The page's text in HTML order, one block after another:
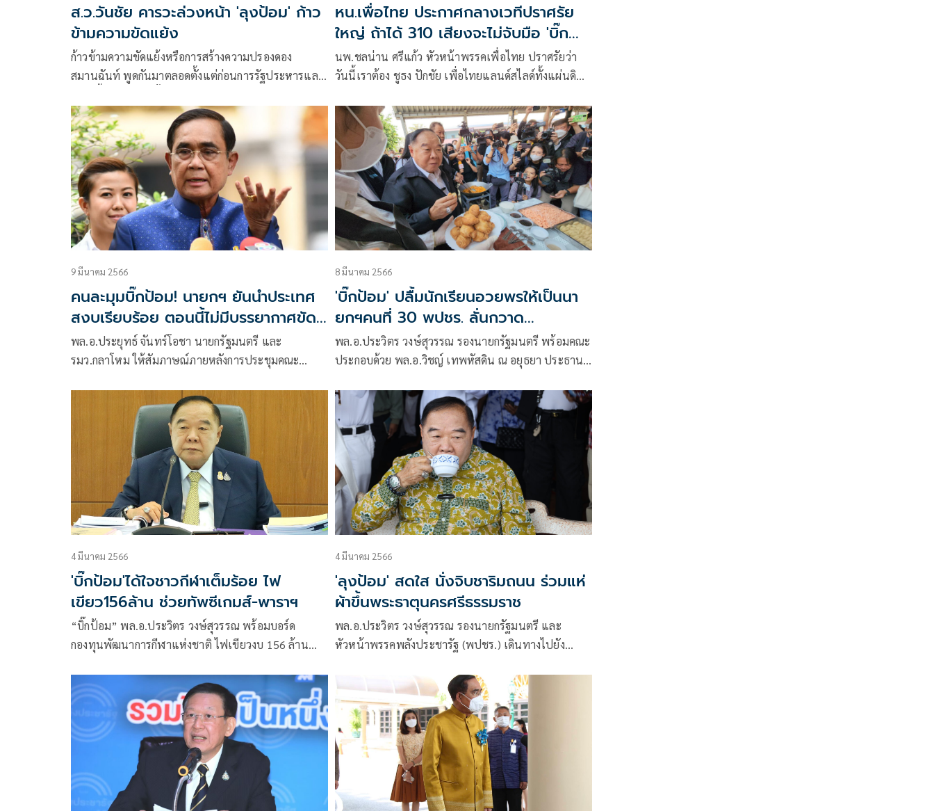
ส.ว.วันชัย คารวะล่วงหน้า 'ลุงป้อม' ก้าว
ข้ามความขัดแย้ง
ก้าวข้ามความขัดแย้งหรือการสร้างความปรองดอง
สมานฉันท์ พูดกันมาตลอดตั้งแต่ก่อนการรัฐประหารและ
หน.เพื่อไทย ประกาศกลางเวทีปราศรัย
ใหญ่ ถ้าได้ 310 เสียงจะไม่จับมือ 'บิ๊ก
ป้อม-พปชร.'
นพ.ชลน่าน ศรีแก้ว หัวหน้าพรรคเพื่อไทย ปราศรัยว่า
วันนี้เราต้อง ชูธง ปักชัย เพื่อไทยแลนด์สไลด์ทั้งแผ่นดิน
พล.อ.ประยุทธ์ จันทร์โอชา นายกฯและรมว.กลาโหมไป
อีก 4 ปี
9 มีนาคม 2566
คนละมุมบิ๊กป้อม! นายกฯ ยันนำประเทศ
สงบเรียบร้อย ตอนนี้ไม่มีบรรยากาศขัด
แย้งเหมือนอดีต
พล.อ.ประยุทธ์ จันทร์โอชา นายกรัฐมนตรี และ
รมว.กลาโหม ให้สัมภาษณ์ภายหลังการประชุมคณะ
เห็นผู้สื่อข่าว พล.อ.ประยุทธ์ ถามว่าทำไมอยู่กันน้อย
8 มีนาคม 2566
'บิ๊กป้อม' ปลื้มนักเรียนอวยพรให้เป็นนา
ยกฯคนที่ 30 พปชร. ลั่นกวาด
ส.ส.สระบุรี ยกจังหวัด
พล.อ.ประวิตร วงษ์สุวรรณ รองนายกรัฐมนตรี พร้อมคณะ
ประกอบด้วย พล.อ.วิชญ์ เทพหัสดิน ณ อยุธยา ประธานที่
รัฐมนตรีว่าการกระทรวงดิจิทัลเพื่อเศรษฐกิจและสังคม
4 มีนาคม 2566
'บิ๊กป้อม'ได้ใจชาวกีฬาเต็มร้อย ไฟ
เขียว156ล้าน ช่วยทัพซีเกมส์-พาราฯ
“บิ๊กป้อม” พล.อ.ประวิตร วงษ์สุวรรณ พร้อมบอร์ด
กองทุนพัฒนาการกีฬาแห่งชาติ ไฟเขียวงบ 156 ล้าน
หนุนเตรียมทัพนักกีฬาทีมชาติไทย ส่งลุยศึก 2 มหกรรม
กีฬาอาเซียน ทั้ง ซีเกมส์ และอาเซียนพาราเกมส์ ที่กรุง
พนมเปญ ประเทศกัมพูชา
4 มีนาคม 2566
'ลุงป้อม' สดใส นั่งจิบชาริมถนน ร่วมแห่
ผ้าขึ้นพระธาตุนครศรีธรรมราช
พล.อ.ประวิตร วงษ์สุวรรณ รองนายกรัฐมนตรี และ
หัวหน้าพรรคพลังประชารัฐ (พปชร.) เดินทางไปยัง